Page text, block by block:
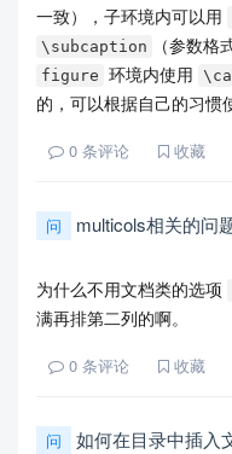
一致），子环境内可以用
\subcaption （参数
figure 环境内使用
的，可以根据自己的习惯
0 条评论 收藏
问 multicols相关的问
为什么不用文档类的选项
满再排第二列的啊。
0 条评论 收藏
问 如何在目录中插入